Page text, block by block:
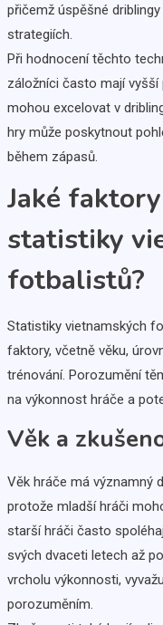
přičemž úspěšné
strategiích.
Při hodnocení těchto
záložníci často mají
mohou excelovat v
hry může poskytnout
během zápasů.
Jaké
statistiky
fotbalistů?
Statistiky vietnamských
faktory, včetně věku,
trénování. Porozumění
na výkonnost hráče a
Věk a
Věk hráče má významný
protože mladší hráči
starší hráči často
svých dvaceti letech až
vrcholu výkonnosti,
porozuměním.